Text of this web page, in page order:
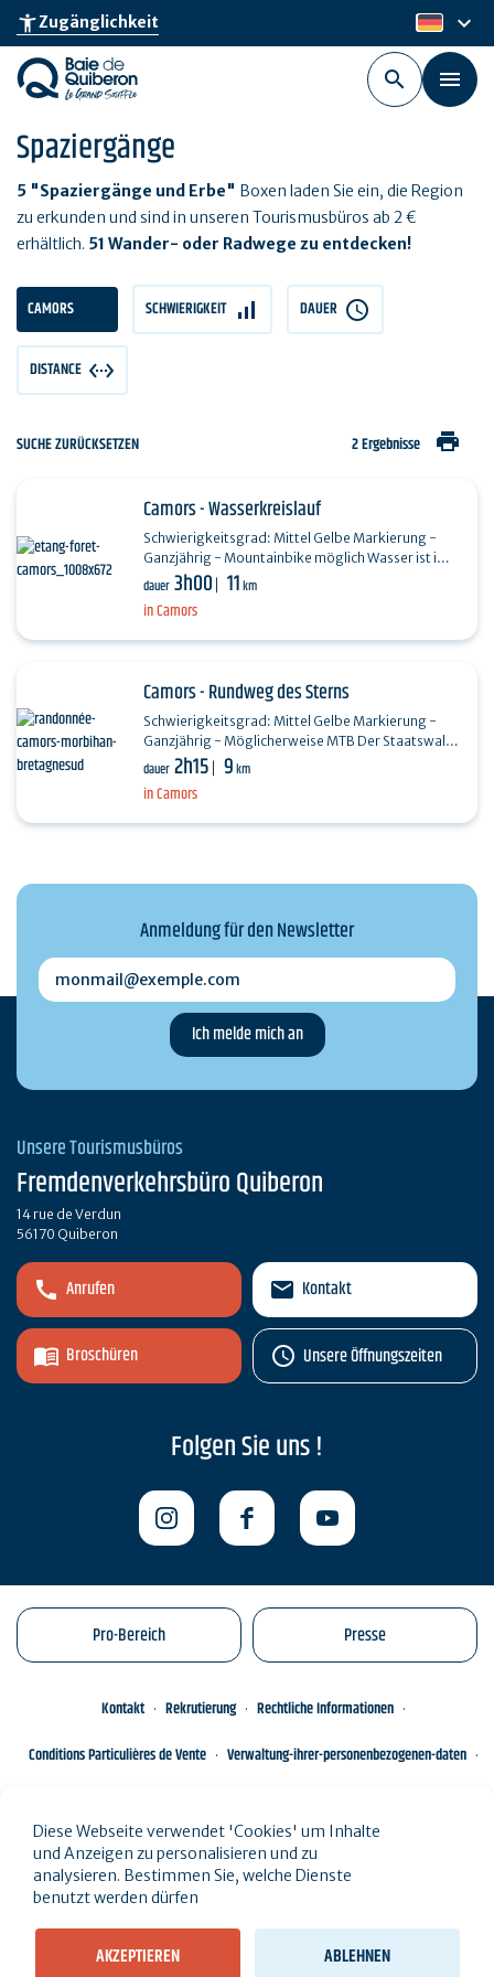
Skip
main
content
accessibility_newZugänglichkeit de
keyboard_arrow_down
Spaziergänge
5 "Spaziergänge und Erbe" Boxen laden Sie ein, die Region
zu erkunden und sind in unseren Tourismusbüros ab 2 €
erhältlich. 51 Wander- oder Radwege zu entdecken!
Sehen Sie die Ergebnisse auf der Karte ( 2 Ergebnisse
CAMORS SCHWIERIGKEIT DAUER
DISTANCE
SUCHE ZURÜCKSETZEN 2 Ergebnisse print
in Camors
Camors - Wasserkreislauf
Schwierigkeitsgrad: Mittel Gelbe Markierung -
Ganzjährig - Mountainbike möglich Wasser ist im
Staatswald von Camors (650 ha) allgegenwärtig:
dauer 3h00 11km
in Camors
Camors - Rundweg des Sterns
Schwierigkeitsgrad: Mittel Gelbe Markierung -
Ganzjährig - Möglicherweise MTB Der Staatswald
von Camors, der Standort Petit Bois und die
Megalithen…
dauer 2h15 9km
Anmeldung für den Newsletter
monmail@exemple.com
Unsere Tourismusbüros
Fremdenverkehrsbüro Quiberon
14 rue de Verdun
56170 Quiberon
Anrufen
Broschüren
Kontakt
Unsere Öffnungszeiten
Folgen Sie uns !
Pro-Bereich Presse
Kontakt Rekrutierung
Rechtliche Informationen
Conditions Particulières de Vente
Verwaltung-ihrer-personenbezogenen-daten
Diese Webseite verwendet 'Cookies' um Inhalte
und Anzeigen zu personalisieren und zu
analysieren. Bestimmen Sie, welche Dienste
benutzt werden dürfen
AKZEPTIEREN ABLEHNEN